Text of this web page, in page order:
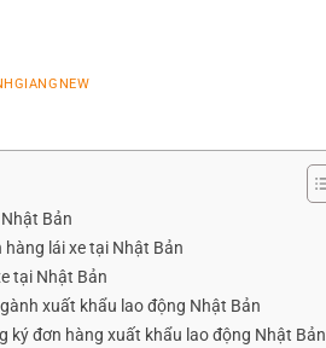
Bản
lái xe tại Nhật Bản
tại Nhật Bản
xuất khẩu lao động Nhật Bản
ký đơn hàng xuất khẩu lao động Nhật Bản